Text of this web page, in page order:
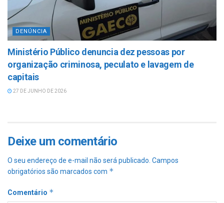
DENÚNCIA
Ministério Público denuncia dez pessoas por
organização criminosa, peculato e lavagem de
capitais
27 DE JUNHO DE 2026
Deixe um comentário
O seu endereço de e-mail não será publicado. Campos
obrigatórios são marcados com *
Comentário *